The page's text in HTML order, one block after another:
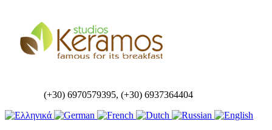
(+30) 6970579395, (+30) 6937364404